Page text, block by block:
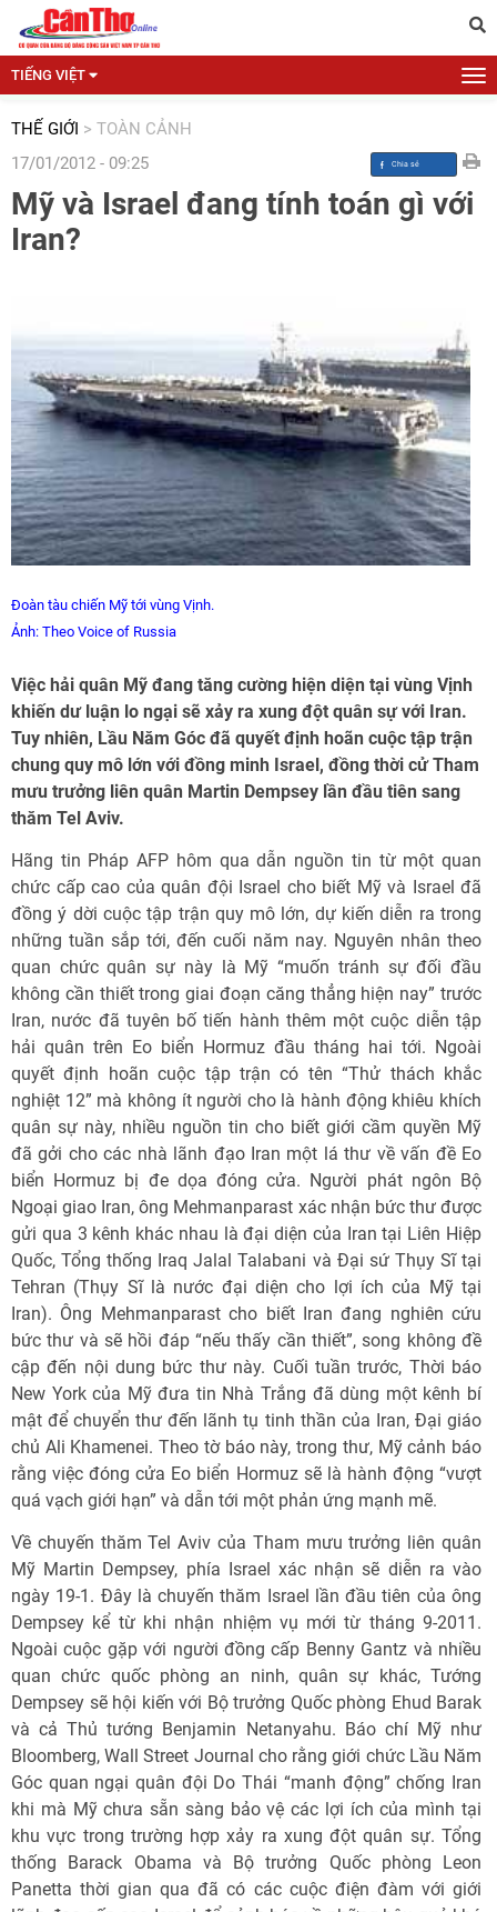
TIẾNG VIỆT
THẾ GIỚI > TOÀN CẢNH
17/01/2012 - 09:25
Mỹ và Israel đang tính toán gì với
Iran?
Đoàn tàu chiến Mỹ tới vùng Vịnh.
Ảnh: Theo Voice of Russia
Việc hải quân Mỹ đang tăng cường hiện diện tại vùng Vịnh
khiến dư luận lo ngại sẽ xảy ra xung đột quân sự với Iran.
Tuy nhiên, Lầu Năm Góc đã quyết định hoãn cuộc tập trận
chung quy mô lớn với đồng minh Israel, đồng thời cử Tham
mưu trưởng liên quân Martin Dempsey lần đầu tiên sang
thăm Tel Aviv.
Hãng tin Pháp AFP hôm qua dẫn nguồn tin từ một quan
chức cấp cao của quân đội Israel cho biết Mỹ và Israel đã
đồng ý dời cuộc tập trận quy mô lớn, dự kiến diễn ra trong
những tuần sắp tới, đến cuối năm nay. Nguyên nhân theo
quan chức quân sự này là Mỹ “muốn tránh sự đối đầu
không cần thiết trong giai đoạn căng thẳng hiện nay” trước
Iran, nước đã tuyên bố tiến hành thêm một cuộc diễn tập
hải quân trên Eo biển Hormuz đầu tháng hai tới. Ngoài
quyết định hoãn cuộc tập trận có tên “Thử thách khắc
nghiệt 12” mà không ít người cho là hành động khiêu khích
quân sự này, nhiều nguồn tin cho biết giới cầm quyền Mỹ
đã gởi cho các nhà lãnh đạo Iran một lá thư về vấn đề Eo
biển Hormuz bị đe dọa đóng cửa. Người phát ngôn Bộ
Ngoại giao Iran, ông Mehmanparast xác nhận bức thư được
gửi qua 3 kênh khác nhau là đại diện của Iran tại Liên Hiệp
Quốc, Tổng thống Iraq Jalal Talabani và Đại sứ Thụy Sĩ tại
Tehran (Thụy Sĩ là nước đại diện cho lợi ích của Mỹ tại
Iran). Ông Mehmanparast cho biết Iran đang nghiên cứu
bức thư và sẽ hồi đáp “nếu thấy cần thiết”, song không đề
cập đến nội dung bức thư này. Cuối tuần trước, Thời báo
New York của Mỹ đưa tin Nhà Trắng đã dùng một kênh bí
mật để chuyển thư đến lãnh tụ tinh thần của Iran, Đại giáo
chủ Ali Khamenei. Theo tờ báo này, trong thư, Mỹ cảnh báo
rằng việc đóng cửa Eo biển Hormuz sẽ là hành động “vượt
quá vạch giới hạn” và dẫn tới một phản ứng mạnh mẽ.
Về chuyến thăm Tel Aviv của Tham mưu trưởng liên quân
Mỹ Martin Dempsey, phía Israel xác nhận sẽ diễn ra vào
ngày 19-1. Đây là chuyến thăm Israel lần đầu tiên của ông
Dempsey kể từ khi nhận nhiệm vụ mới từ tháng 9-2011.
Ngoài cuộc gặp với người đồng cấp Benny Gantz và nhiều
quan chức quốc phòng an ninh, quân sự khác, Tướng
Dempsey sẽ hội kiến với Bộ trưởng Quốc phòng Ehud Barak
và cả Thủ tướng Benjamin Netanyahu. Báo chí Mỹ như
Bloomberg, Wall Street Journal cho rằng giới chức Lầu Năm
Góc quan ngại quân đội Do Thái “manh động” chống Iran
khi mà Mỹ chưa sẵn sàng bảo vệ các lợi ích của mình tại
khu vực trong trường hợp xảy ra xung đột quân sự. Tổng
thống Barack Obama và Bộ trưởng Quốc phòng Leon
Panetta thời gian qua đã có các cuộc điện đàm với giới